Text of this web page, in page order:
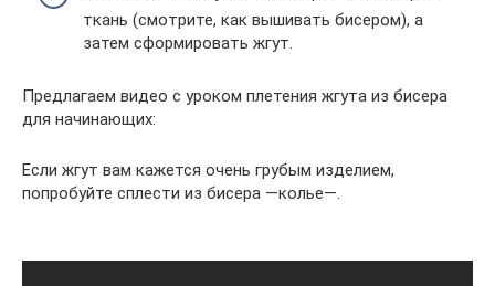
ткань (смотрите, как вышивать бисером), а
затем сформировать жгут.
Предлагаем видео с уроком плетения жгута из бисера
для начинающих:
Если жгут вам кажется очень грубым изделием,
попробуйте сплести из бисера —колье—.